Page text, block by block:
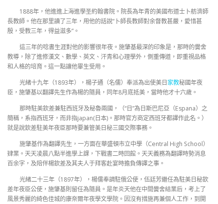
1888年，他進進上海進學圣約翰書院。院長為年青的美國布道士卜舫濟師
長教師。他在那里讀了三年，用他的話說“卜師長教師對余督教甚嚴，愛惜甚
殷，受教三年，得益滋多”。
這三年的唸書生涯對他的影響很年夜。施肇基最深的印象是，那時的黌舍
教導，除了進修漢文、數學、英文、汗青和心理學外，側重傳道，即重視品格
和人格的培育。這一點讓他畢生受用。
光緒十九年（1893年），楊子通（名儒）奉派為出使美日家教秘國年夜
臣，施肇基以翻譯先生作為楊的隨員，同年8月底抵美，當時他才十六歲。
那時駐美欽差兼駐西班牙及秘魯兩國，（“日”為日斯巴尼亞（Espana）之
簡稱，系指西班牙，而非指japan(日本)。那時官方商定西班牙都譯作此名。）
就是說欽差駐美年夜臣那時要兼管美日秘三國交際事務。
施肇基作為翻譯先生，一方面在華盛頓市立中學（Central High School）
肄業。天天凌晨八點半進學上課，下戰書二時回館。天天義務為翻譯時勢消息
百余字，及陪伴楊欽差及其夫人于拜客赴宴時擔負傳譯之事。
光緒二十三年（1897年），楊儒奉調駐俄公使，伍廷芳繼任為駐美日秘欽
差年夜臣公使，施肇基則留任為隨員。是年炎天他在中間黌舍結業后，考上了
風景秀麗的綺色佳城的康奈爾年夜學文學院。因沒有措施再兼個人工作，到開